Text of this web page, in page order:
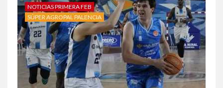
NOTICIAS PRIMERA FEB
SÚPER AGROPAL PALENCIA